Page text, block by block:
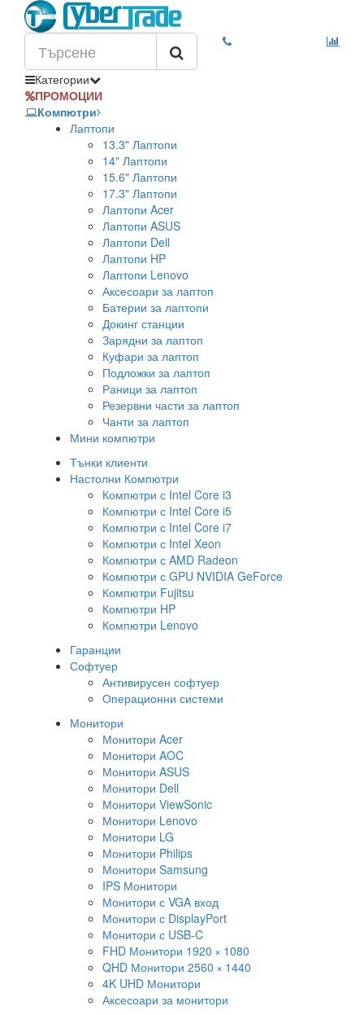
Категории
ПРОМОЦИИ
Компютри
Лаптопи
13.3" Лаптопи
14" Лаптопи
15.6" Лаптопи
17.3" Лаптопи
Лаптопи Acer
Лаптопи ASUS
Лаптопи Dell
Лаптопи HP
Лаптопи Lenovo
Аксесоари за лаптоп
Батерии за лаптопи
Докинг станции
Зарядни за лаптоп
Куфари за лаптоп
Подложки за лаптоп
Раници за лаптоп
Резервни части за лаптоп
Чанти за лаптоп
Мини компютри
Тънки клиенти
Настолни Компютри
Компютри с Intel Core i3
Компютри с Intel Core i5
Компютри с Intel Core i7
Компютри с Intel Xeon
Компютри с AMD Radeon
Компютри с GPU NVIDIA GeForce
Компютри Fujitsu
Компютри HP
Компютри Lenovo
Гаранции
Софтуер
Антивирусен софтуер
Операционни системи
Монитори
Монитори Acer
Монитори AOC
Монитори ASUS
Монитори Dell
Монитори ViewSonic
Монитори Lenovo
Монитори LG
Монитори Philips
Монитори Samsung
IPS Монитори
Монитори с VGA вход
Монитори с DisplayPort
Монитори с USB-C
FHD Монитори 1920 × 1080
QHD Монитори 2560 × 1440
4K UHD Монитори
Аксесоари за монитори